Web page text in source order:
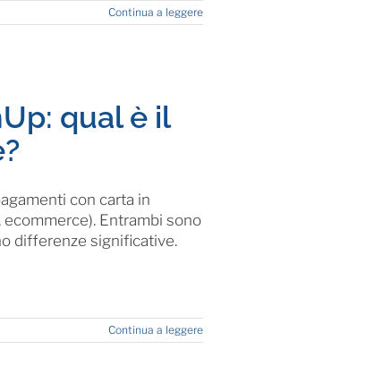
Continua a leggere
qual è il
con carta in
Entrambi sono
differenze significative.
Continua a leggere